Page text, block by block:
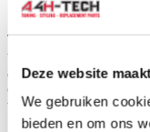
Deze website
We gebruiken
bieden en om ons
Set car mats for your
The car mats are
will fit perfectly. H-Gear
and also have the
car, just like the original
will not slip away.